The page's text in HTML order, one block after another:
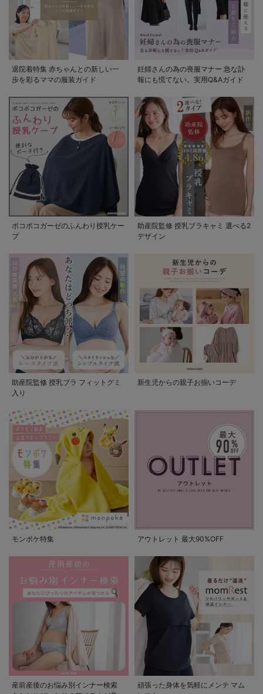
退院着特集 赤ちゃんとの新しい一
歩を彩るママの服装ガイド
妊婦さんの為の喪服マナー 急な訃
報にも慌てない。実用Q&Aガイド
ポコポコガーゼのふんわり授乳ケー
プ
助産院監修 授乳ブラキャミ 選べる2
デザイン
助産院監修 授乳ブラ フィットグミ
入り
新生児からの親子お揃いコーデ
モンポケ特集 アウトレット 最大90%OFF
産前産後のお悩み別インナー検索
頑張った身体を気軽にメンテ マム